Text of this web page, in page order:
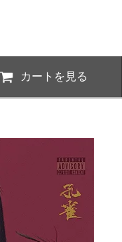
カートを見る